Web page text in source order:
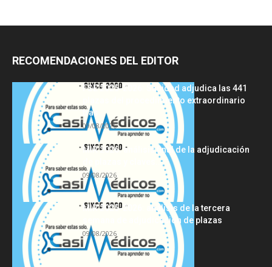
RECOMENDACIONES DEL EDITOR
FSE 2025-2026: Sanidad adjudica las 441
plazas del procedimiento extraordinario
tras...
09/08/2026
MIR 2026: análisis final de la adjudicación
de plazas y claves...
09/08/2026
MIR 2025-2026: análisis de la tercera
semana de adjudicación de plazas
09/08/2026